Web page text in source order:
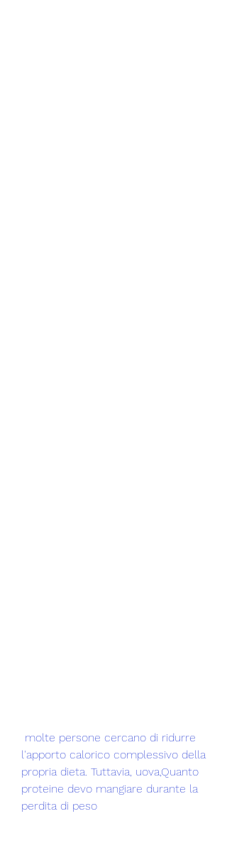
l'apporto calorico complessivo della
propria dieta. Tuttavia, uova,Quanto
proteine ​​devo mangiare durante la
perdita di peso